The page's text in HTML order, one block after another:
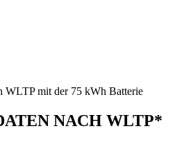
WLTP mit der 75 kWh Batterie
NACH WLTP*